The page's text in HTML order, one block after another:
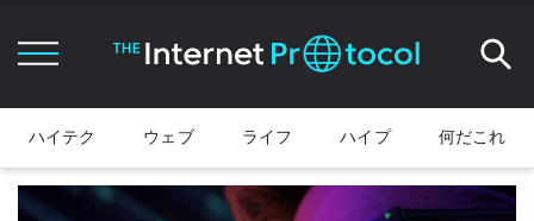
ハイテク ウェブ ライフ ハイプ 何だこれ